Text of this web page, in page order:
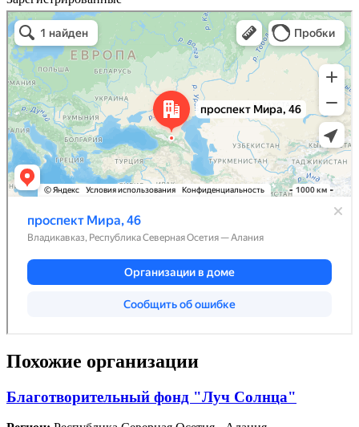
Похожие организации
Благотворительный фонд "Луч Солнца"